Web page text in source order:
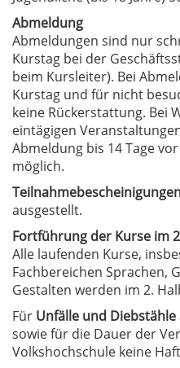
Abmeldung
Abmeldungen sind nur
Kurstag bei der
beim Kursleiter). Bei
Kurstag und für nicht
keine Rückerstattung. Bei
eintägigen
Abmeldung bis 14 Tage
möglich.
ausgestellt.
Fortführung der Kurse im
Alle laufenden Kurse,
Fachbereichen Sprachen,
Gestalten werden im 2.
Für Unfälle und Diebstähle
sowie für die Dauer der
Volkshochschule keine